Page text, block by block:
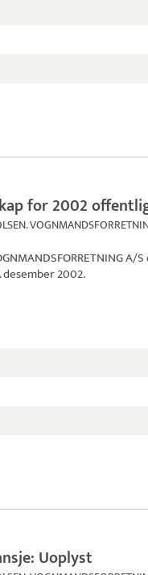
for 2002
A/S
desember 2002.
Uoplyst